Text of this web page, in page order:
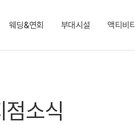
켄싱턴 바우처
)
웨딩&연회 부대시설 액티비티
점소식